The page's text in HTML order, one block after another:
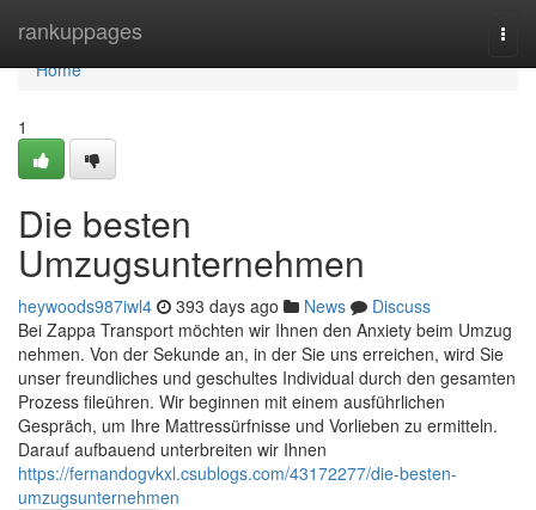
rankuppages
Home
Home
1
Die besten
Umzugsunternehmen
heywoods987iwl4 393 days ago News
Discuss
Bei Zappa Transport möchten wir Ihnen den Anxiety beim Umzug
nehmen. Von der Sekunde an, in der Sie uns erreichen, wird Sie
unser freundliches und geschultes Individual durch den gesamten
Prozess fileühren. Wir beginnen mit einem ausführlichen
Gespräch, um Ihre Mattressürfnisse und Vorlieben zu ermitteln.
Darauf aufbauend unterbreiten wir Ihnen
https://fernandogvkxl.csublogs.com/43172277/die-besten-
umzugsunternehmen